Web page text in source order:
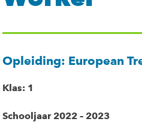
Opleiding: European
Klas: 1
Schooljaar 2022 – 2023